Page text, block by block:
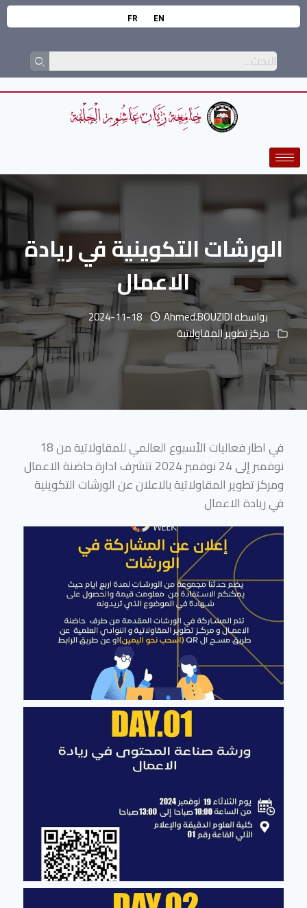
EN
FR
الورشات التكوينية في ريادة
الاعمال
بواسطةAhmed.BOUZIDI
2024-11-18
مركز تطوير المقاولاتية
في اطار فعاليات الأسبوع العالمي للمقاولاتية من 18
نوفمبر إلى 24 نوفمبر 2024 تتشرف ادارة حاضنة الاعمال
ومركز تطوير المقاولاتية بالاعلان عن الورشات التكوينية
في ريادة الاعمال